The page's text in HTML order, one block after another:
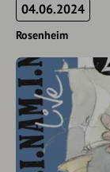
04.06.2024
Rosenheim